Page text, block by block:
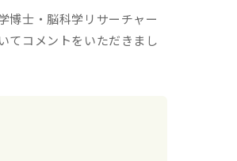
博士・脳科学リサーチャー
てコメントをいただきまし